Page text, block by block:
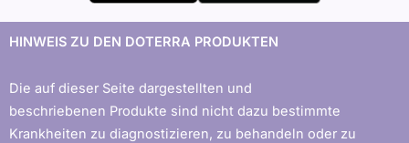
HINWEIS ZU DEN DOTERRA PRODUKTEN
Die auf dieser Seite dargestellten und
beschriebenen Produkte sind nicht dazu bestimmte
Krankheiten zu diagnostizieren, zu behandeln oder zu